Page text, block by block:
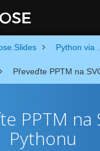
Python via
Převeďte PPTM na
PPTM na
Pythonu